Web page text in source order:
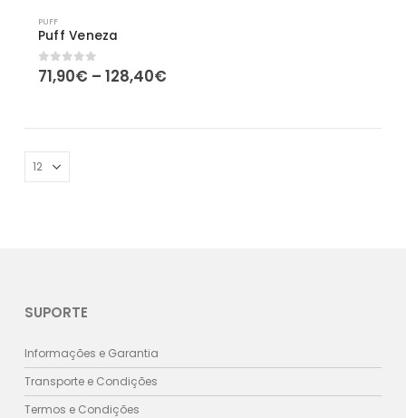
PUFF
Puff Veneza
0out of 5
71,90€ – 128,40€Price
128,40€
SUPORTE
Informações e Garantia
Transporte e Condições
Termos e Condições